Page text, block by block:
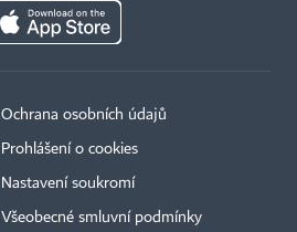
Ochrana osobních údajů
Prohlášení o cookies
Nastavení soukromí
Všeobecné smluvní podmínky